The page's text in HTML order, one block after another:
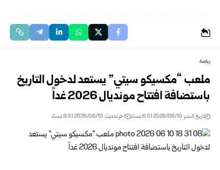
رياضة
ملعب “مكسيكو سيتي” يستعد لدخول التاريخ
باستضافة ‏افتتاح مونديال 2026 غداً
تاريخ النشر: 2026/06/10 6:51 مساءً اخر تحديث: 2026/06/10 6:51 مساءً